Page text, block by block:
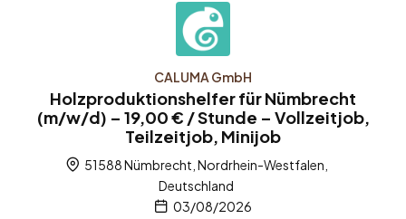
CALUMA GmbH
Holzproduktionshelfer für Nümbrecht
(m/w/d) – 19,00 € / Stunde – Vollzeitjob,
Teilzeitjob, Minijob
51588 Nümbrecht, Nordrhein-Westfalen,
Deutschland
03/08/2026